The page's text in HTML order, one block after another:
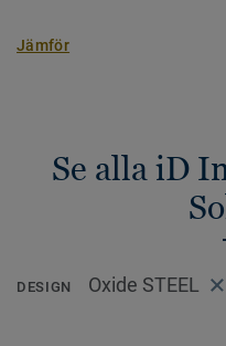
Jämför
Se alla iD
DESIGN Oxide STEEL